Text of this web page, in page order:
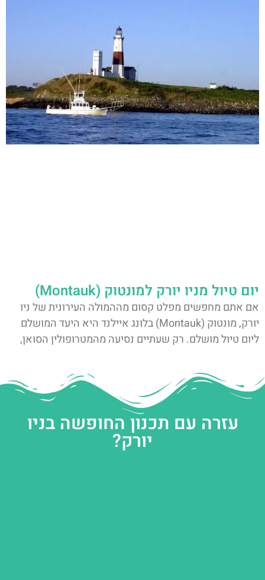
יום טיול מניו יורק למונטוק (Montauk)
אם אתם מחפשים מפלט קסום מההמולה העירונית של ניו
יורק, מונטוק (Montauk) בלונג איילנד היא היעד המושלם
ליום טיול מושלם. רק שעתיים נסיעה מהמטרופולין הסואן,
עזרה עם תכנון החופשה בניו
יורק?